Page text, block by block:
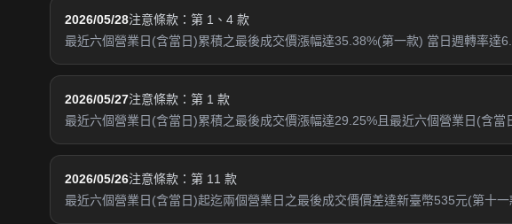
2026/05/28注意條款：第 1、4 款
最近六個營業日(含當日)累積之最後成交價漲幅達35.38%(第一款) 當日週轉率達
2026/05/27注意條款：第 1 款
最近六個營業日(含當日)累積之最後成交價漲幅達29.25%且最近六個營業日(含
2026/05/26注意條款：第 11 款
最近六個營業日(含當日)起迄兩個營業日之最後成交價價差達新臺幣535元(第十一